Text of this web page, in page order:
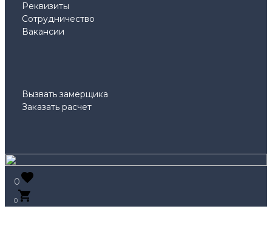
Реквизиты
Сотрудничество
Вакансии
Вызвать замерщика
Заказать расчет
0
0